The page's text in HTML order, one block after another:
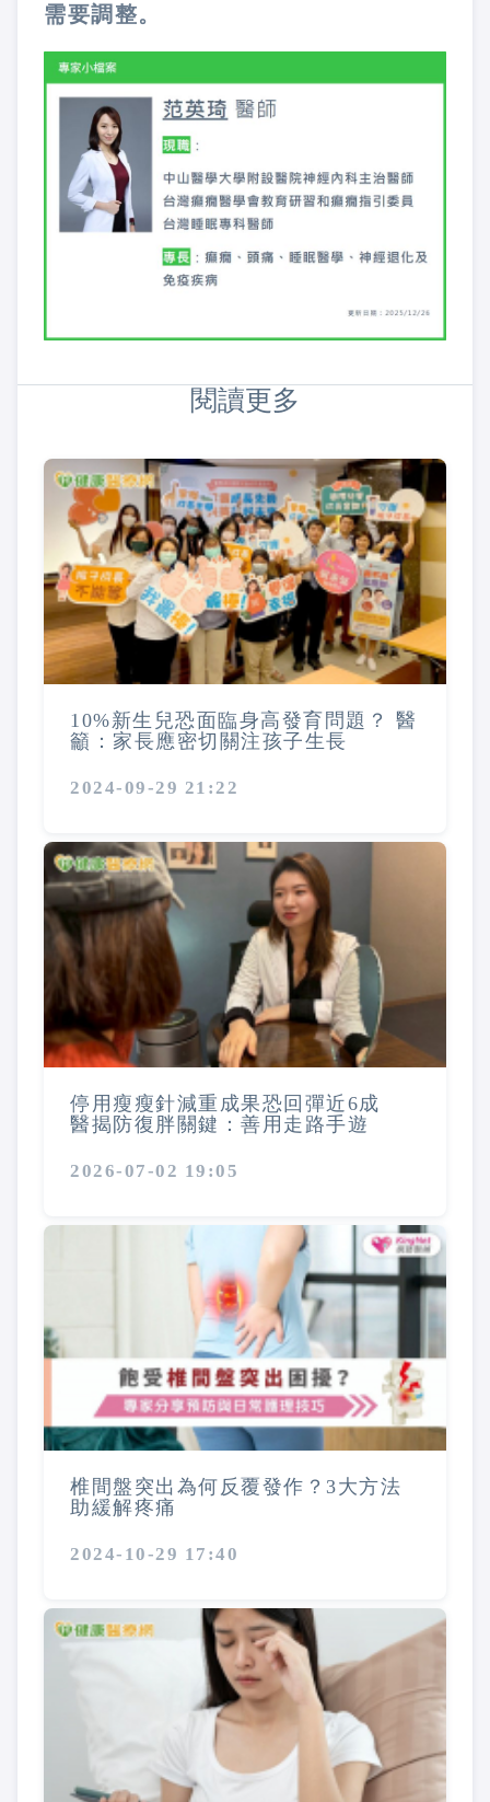
需要調整。
閱讀更多
10%新生兒恐面臨身高發育問題？ 醫
籲：家長應密切關注孩子生長
2024-09-29 21:22
停用瘦瘦針減重成果恐回彈近6成
醫揭防復胖關鍵：善用走路手遊
2026-07-02 19:05
椎間盤突出為何反覆發作？3大方法
助緩解疼痛
2024-10-29 17:40